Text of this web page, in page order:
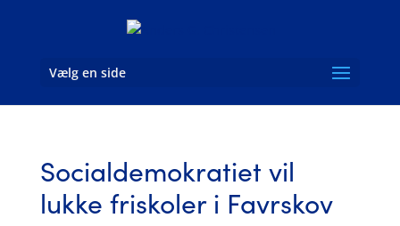
Vælg en side
Socialdemokratiet vil
lukke friskoler i Favrskov